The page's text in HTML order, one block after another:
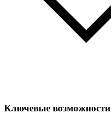
Ключевые возможности